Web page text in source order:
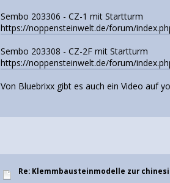
Sembo 203306 - CZ-1 mit Startturm
https://noppensteinwelt.de/forum/
Sembo 203308 - CZ-2F mit Startturm
https://noppensteinwelt.de/forum/
Von Bluebrixx gibt es auch ein Video auf
Re: Klemmbausteinmodelle zur